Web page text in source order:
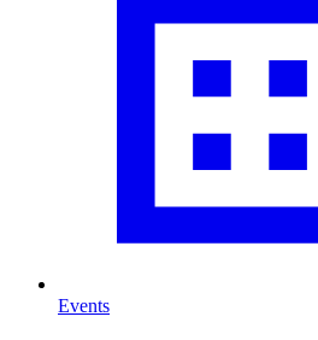
Events